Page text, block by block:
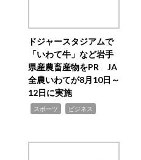
ドジャースタジアムで
「いわて牛」など岩手
県産農畜産物をPR JA
全農いわてが8月10日～
12日に実施
スポーツ ビジネス